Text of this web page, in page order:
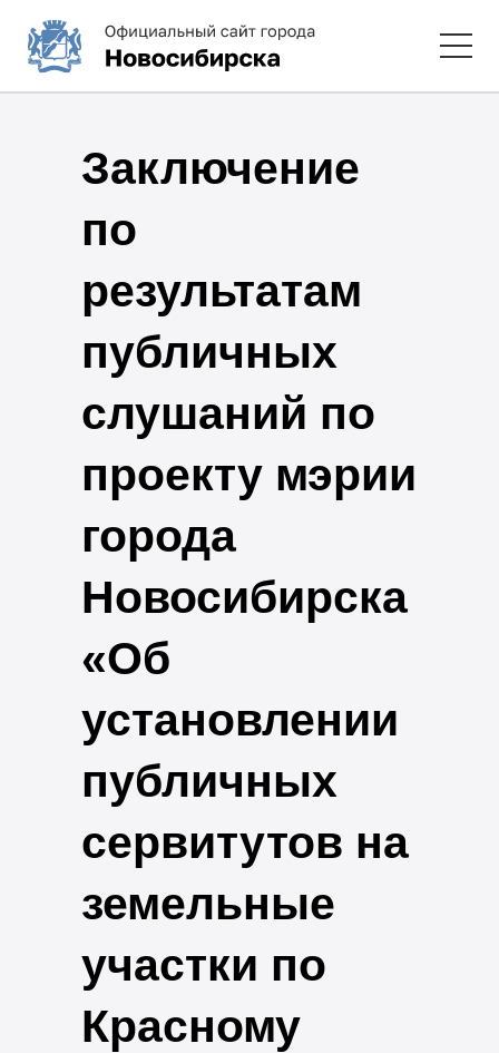
Заключение
по
результатам
публичных
слушаний по
проекту мэрии
города
Новосибирска
«Об
установлении
публичных
сервитутов на
земельные
участки по
Красному